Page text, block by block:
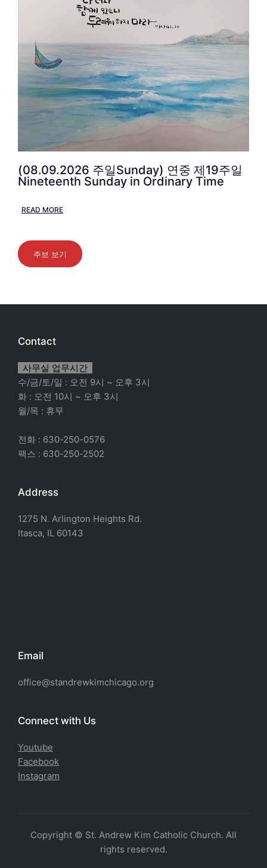
(08.09.2026 주일Sunday) 연중 제19주일
Nineteenth Sunday in Ordinary Time
READ MORE
주보 보기
Contact
사무실 업무시간
수/금/토/일 : 오전 9시 ~ 오후 3시
화 : 오전 10시 ~ 오후 3시
월/목 : 휴무
전화 : 630-250-0576
팩스 : 630-250-2502
Address
1275 N. Arlington Heights Rd.
Itasca, IL 60143
Email
office@standrewkimchicago.org
Connect with Us
Youtube
Facebook
Instagram
Copyright © St. Andrew Kim Catholic Church. All
rights reserved.